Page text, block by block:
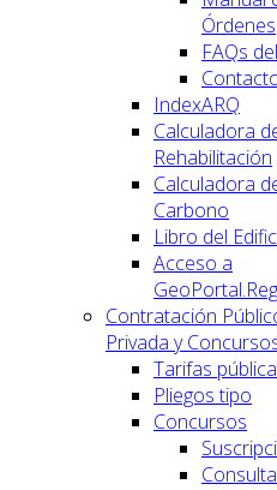
Órdenes
FAQs
IndexARQ
Calculadora
Rehabilitación
Calculadora
Carbono
Libro del
Acceso a
Contratación
Privada y
Tarifas
Pliegos tipo
Concursos